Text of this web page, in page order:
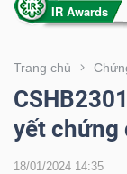
Trang chủ
yết chứng
18/01/2024 14:35
VIETSTOCK
CHỨNG